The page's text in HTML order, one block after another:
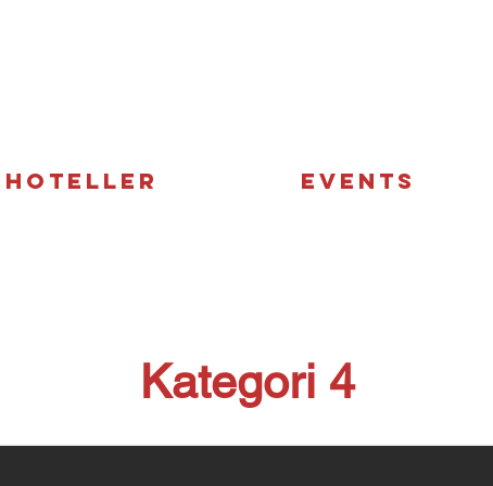
HOTELLER EVENTS
Kategori 4